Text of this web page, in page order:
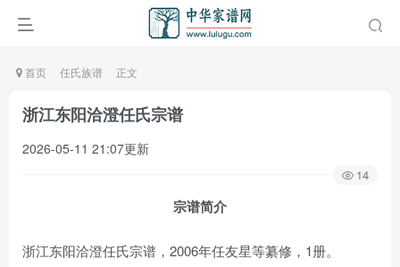
首页 任氏族谱 正文
浙江东阳洽澄任氏宗谱
2026-05-11 21:07更新
14
宗谱简介
浙江东阳洽澄任氏宗谱，2006年任友星等纂修，1册。